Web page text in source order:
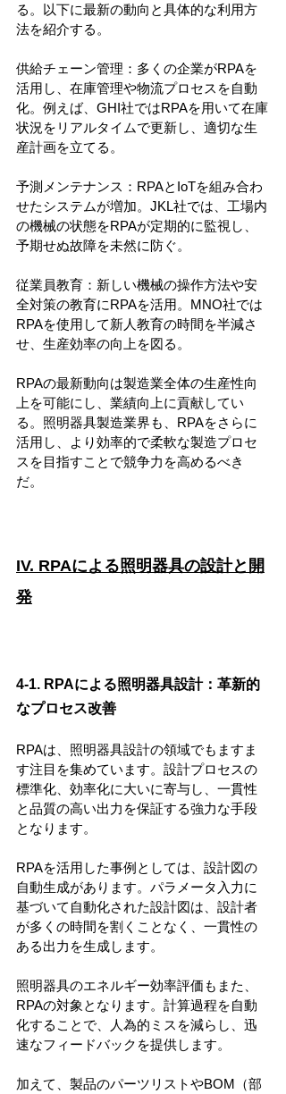
る。以下に最新の動向と具体的な利用方
法を紹介する。
供給チェーン管理：多くの企業がRPAを
活用し、在庫管理や物流プロセスを自動
化。例えば、GHI社ではRPAを用いて在庫
状況をリアルタイムで更新し、適切な生
産計画を立てる。
予測メンテナンス：RPAとIoTを組み合わ
せたシステムが増加。JKL社では、工場内
の機械の状態をRPAが定期的に監視し、
予期せぬ故障を未然に防ぐ。
従業員教育：新しい機械の操作方法や安
全対策の教育にRPAを活用。MNO社では
RPAを使用して新人教育の時間を半減さ
せ、生産効率の向上を図る。
RPAの最新動向は製造業全体の生産性向
上を可能にし、業績向上に貢献してい
る。照明器具製造業界も、RPAをさらに
活用し、より効率的で柔軟な製造プロセ
スを目指すことで競争力を高めるべき
だ。
IV. RPAによる照明器具の設計と開
発
4-1. RPAによる照明器具設計：革新的
なプロセス改善
RPAは、照明器具設計の領域でもますま
す注目を集めています。設計プロセスの
標準化、効率化に大いに寄与し、一貫性
と品質の高い出力を保証する強力な手段
となります。
RPAを活用した事例としては、設計図の
自動生成があります。パラメータ入力に
基づいて自動化された設計図は、設計者
が多くの時間を割くことなく、一貫性の
ある出力を生成します。
照明器具のエネルギー効率評価もまた、
RPAの対象となります。計算過程を自動
化することで、人為的ミスを減らし、迅
速なフィードバックを提供します。
加えて、製品のパーツリストやBOM（部